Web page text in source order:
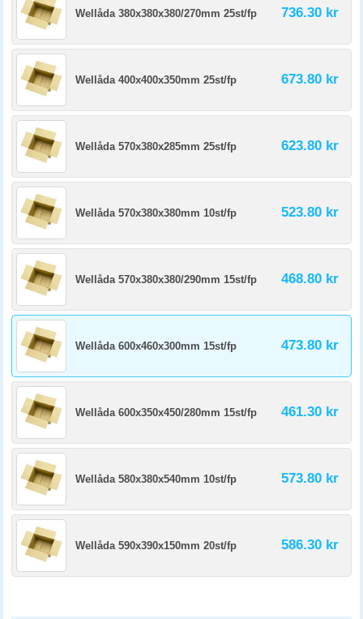
Wellåda 380x380x380/270mm 25st/fp 736.30 kr
Wellåda 400x400x350mm 25st/fp 673.80 kr
Wellåda 570x380x285mm 25st/fp 623.80 kr
Wellåda 570x380x380mm 10st/fp 523.80 kr
Wellåda 570x380x380/290mm 15st/fp 468.80 kr
Wellåda 600x460x300mm 15st/fp 473.80 kr
Wellåda 600x350x450/280mm 15st/fp 461.30 kr
Wellåda 580x380x540mm 10st/fp 573.80 kr
Wellåda 590x390x150mm 20st/fp 586.30 kr